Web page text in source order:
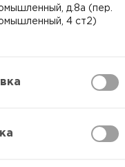
д.8а (пер.
4 ст2)